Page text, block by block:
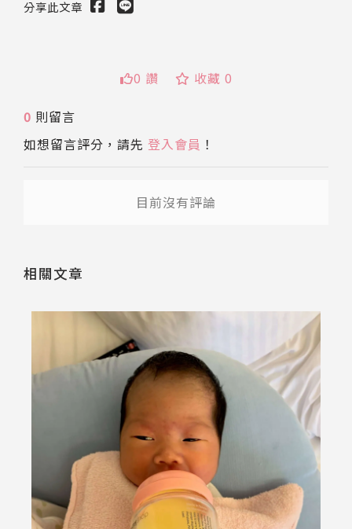
分享此文章
0 讚 收藏 0
0 則留言
如想留言評分，請先 登入會員 ！
目前沒有評論
相關文章